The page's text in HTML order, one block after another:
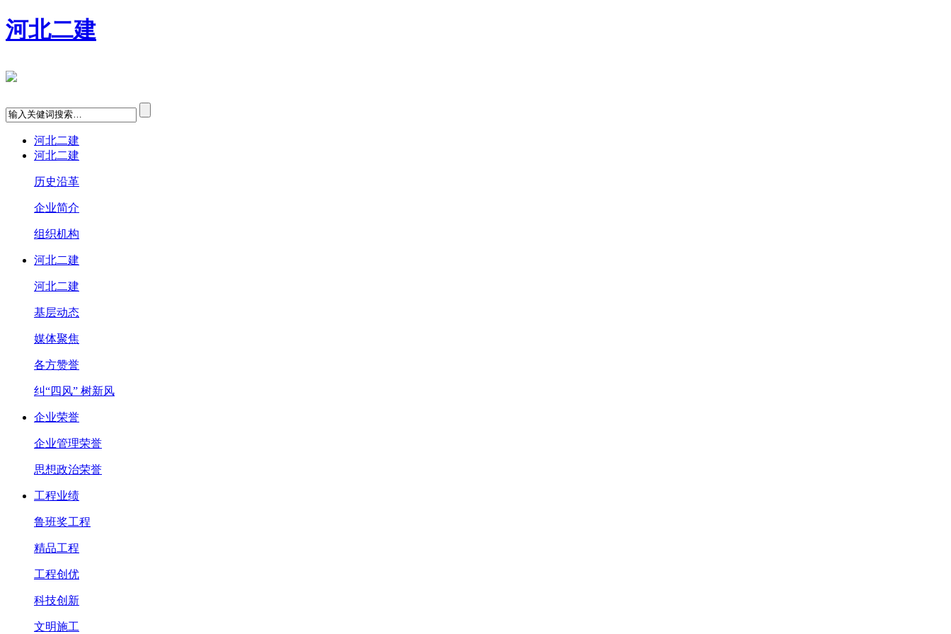
河北二建
河北二建
河北二建
历史沿革
企业简介
组织机构
河北二建
河北二建
基层动态
媒体聚焦
各方赞誉
纠“四风” 树新风
企业荣誉
企业管理荣誉
思想政治荣誉
工程业绩
鲁班奖工程
精品工程
工程创优
科技创新
文明施工